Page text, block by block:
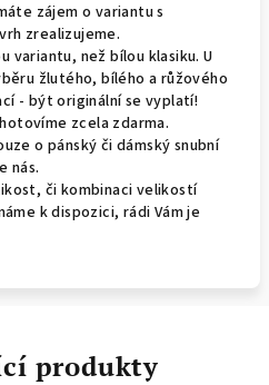
zájem o variantu s
zrealizujeme.
variantu, než bílou klasiku. U
žlutého, bílého a růžového
- být originální se vyplatí!
zcela zdarma.
o pánský či dámský snubní
nás.
či kombinaci velikostí
k dispozici, rádi Vám je
produkty